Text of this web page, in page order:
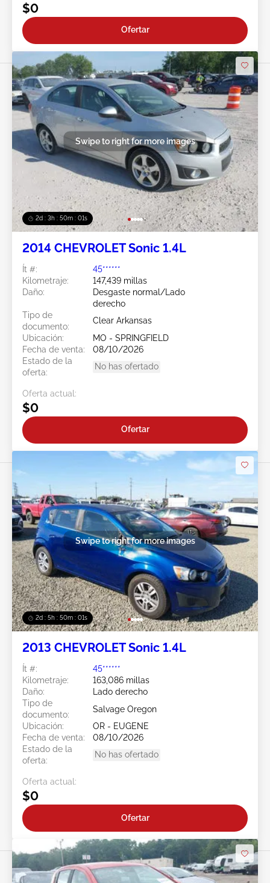
$0
Ofertar
2d : 3h : 49m : 59s
Swipe to right for more images
2014 CHEVROLET Sonic 1.4L
Ít #:
45******
Kilometraje:
147,439 millas
Daño:
Desgaste normal/Lado
derecho
Tipo de
documento:
Clear Arkansas
Ubicación:
MO - SPRINGFIELD
Fecha de venta:
08/10/2026
Estado de la
oferta:
No has ofertado
Oferta actual:
$0
Ofertar
2d : 5h : 49m : 59s
Swipe to right for more images
2013 CHEVROLET Sonic 1.4L
Ít #:
45******
Kilometraje:
163,086 millas
Daño:
Lado derecho
Tipo de
documento:
Salvage Oregon
Ubicación:
OR - EUGENE
Fecha de venta:
08/10/2026
Estado de la
oferta:
No has ofertado
Oferta actual:
$0
Ofertar